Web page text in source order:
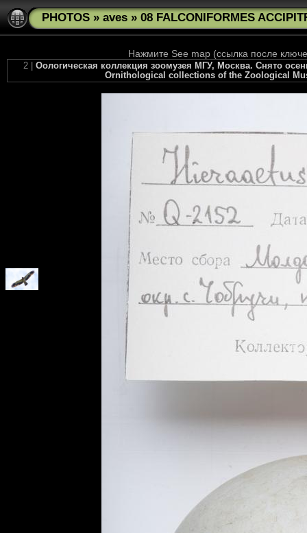
PHOTOS » aves » 08 FALCONIFORMES
Нажмите See map (ссылка после
2 | Оологическая коллекция зоомузея МГУ, Москва. Снято
Ornithological collections of the Zoological